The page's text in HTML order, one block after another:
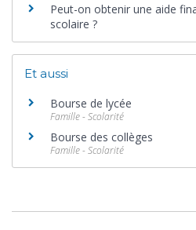
Peut-on obtenir une aide
scolaire ?
Et aussi
Bourse de lycée
Famille - Scolarité
Bourse des collèges
Famille - Scolarité